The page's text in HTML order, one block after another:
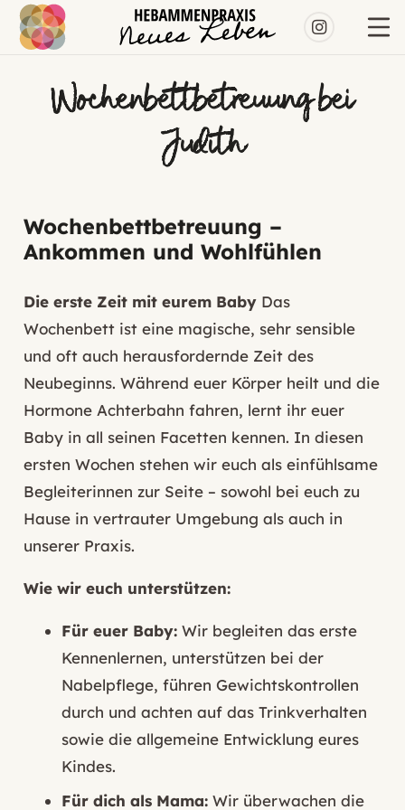
Wochenbettbetreuung bei
Judith
Wochenbettbetreuung –
Ankommen und Wohlfühlen
Die erste Zeit mit eurem BabyDas
Wochenbett ist eine magische, sehr sensible
und oft auch herausfordernde Zeit des
Neubeginns. Während euer Körper heilt und die
Hormone Achterbahn fahren, lernt ihr euer
Baby in all seinen Facetten kennen. In diesen
ersten Wochen stehen wir euch als einfühlsame
Begleiterinnen zur Seite – sowohl bei euch zu
Hause in vertrauter Umgebung als auch in
unserer Praxis.
Wie wir euch unterstützen:
Für euer Baby: Wir begleiten das erste
Kennenlernen, unterstützen bei der
Nabelpflege, führen Gewichtskontrollen
durch und achten auf das Trinkverhalten
sowie die allgemeine Entwicklung eures
Kindes.
Für dich als Mama: Wir überwachen die